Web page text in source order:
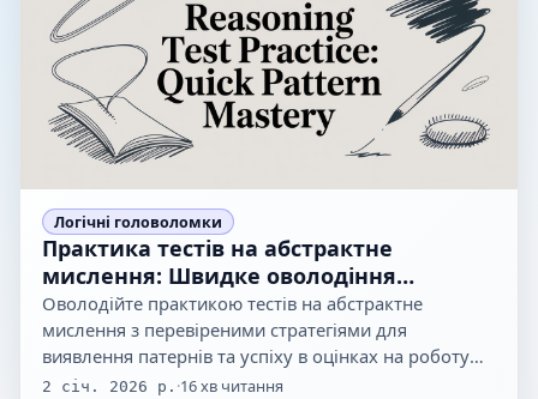
Логічні головоломки
Практика тестів на абстрактне
мислення: Швидке оволодіння
патернами
Оволодійте практикою тестів на абстрактне
мислення з перевіреними стратегіями для
виявлення патернів та успіху в оцінках на роботу
у…
2 січ. 2026 р. ·16хв читання